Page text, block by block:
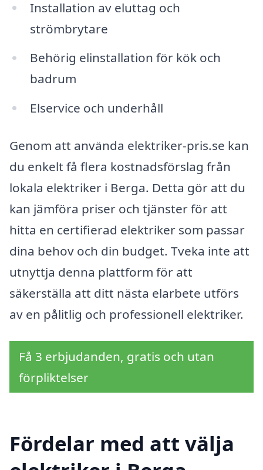
Installation av eluttag och
strömbrytare
Behörig elinstallation för kök och
badrum
Elservice och underhåll
Genom att använda elektriker-pris.se kan
du enkelt få flera kostnadsförslag från
lokala elektriker i Berga. Detta gör att du
kan jämföra priser och tjänster för att
hitta en certifierad elektriker som passar
dina behov och din budget. Tveka inte att
utnyttja denna plattform för att
säkerställa att ditt nästa elarbete utförs
av en pålitlig och professionell elektriker.
Få 3 erbjudanden, gratis och utan
förpliktelser
Fördelar med att välja